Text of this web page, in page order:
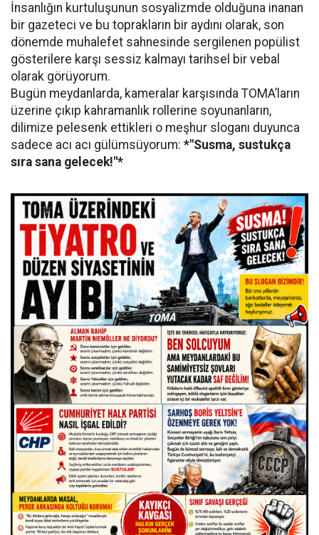
İnsanlığın kurtuluşunun sosyalizmde olduğuna inanan
bir gazeteci ve bu toprakların bir aydını olarak, son
dönemde muhalefet sahnesinde sergilenen popülist
gösterilere karşı sessiz kalmayı tarihsel bir vebal
olarak görüyorum.
Bugün meydanlarda, kameralar karşısında TOMA’ların
üzerine çıkıp kahramanlık rollerine soyunanların,
dilimize pelesenk ettikleri o meşhur sloganı duyunca
sadece acı acı gülümsüyorum: *"Susma, sustukça
sıra sana gelecek!"*